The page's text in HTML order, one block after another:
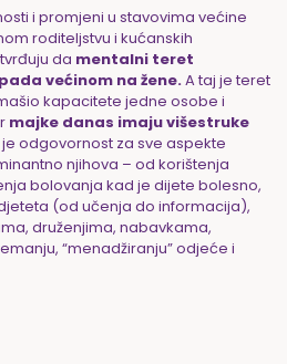
i promjeni u stavovima većine
roditeljstvu i kućanskih
da mentalni teret
većinom na žene.A taj je teret
kapacitete jedne osobe i
majke danas imaju višestruke
je odgovornost za sve aspekte
njihova – od korištenja
bolovanja kad je dijete bolesno,
(od učenja do informacija),
druženjima, nabavkama,
“menadžiranju” odjeće i